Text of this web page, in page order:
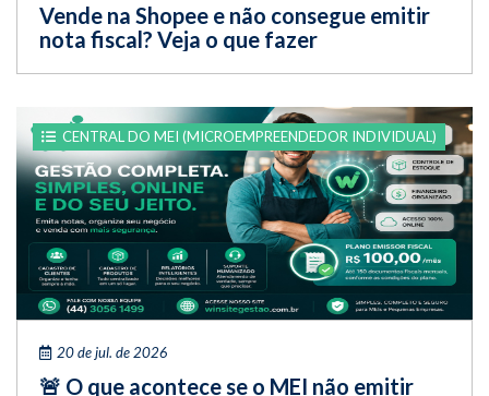
Vende na Shopee e não consegue emitir
nota fiscal? Veja o que fazer
CENTRAL DO MEI (MICROEMPREENDEDOR INDIVIDUAL)
20 de jul. de 2026
🚨 O que acontece se o MEI não emitir